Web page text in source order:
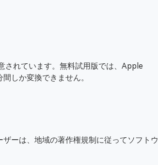
れています。無料試用版では、Apple
しか変換できません。
ーは、地域の著作権規制に従ってソフトウ